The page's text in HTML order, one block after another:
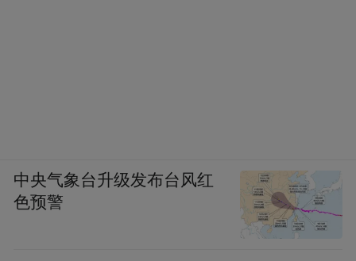
中央气象台升级发布台风红
色预警